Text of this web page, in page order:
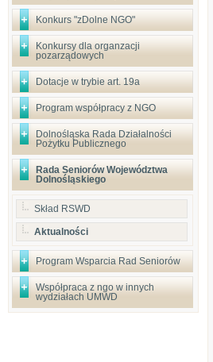
Konkurs "zDolne NGO"
Konkursy dla organzacji
pozarządowych
Dotacje w trybie art. 19a
Program współpracy z NGO
Dolnośląska Rada Działalności
Pożytku Publicznego
Rada Seniorów Województwa
Dolnośląskiego
Skład RSWD
Aktualności
Program Wsparcia Rad Seniorów
Współpraca z ngo w innych
wydziałach UMWD